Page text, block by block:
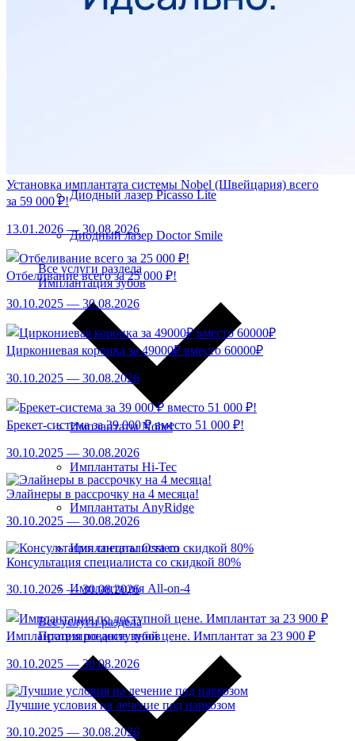
Диодный лазер Picasso Lite
Диодный лазер Doctor Smile
Все услуги раздела
Имплантация зубов
Имплантаты Nobel
Имплантаты Hi-Tec
Имплантаты AnyRidge
Имплантаты Osstem
Имплантация All-on-4
Все услуги раздела
Протезирование зубов
Установка имплантата системы Nobel (Швейцария) всего
за 59 000 ₽!
13.01.2026 — 30.08.2026
Отбеливание всего за 25 000 ₽!
30.10.2025 — 30.08.2026
Циркониевая коронка за 49000₽ вместо 60000₽
30.10.2025 — 30.08.2026
Брекет-система за 39 000 ₽ вместо 51 000 ₽!
30.10.2025 — 30.08.2026
Элайнеры в рассрочку на 4 месяца!
30.10.2025 — 30.08.2026
Консультация специалиста со скидкой 80%
30.10.2025 — 30.08.2026
Имплантация по доступной цене. Имплантат за 23 900 ₽
30.10.2025 — 30.08.2026
Лучшие условия на лечение под наркозом
30.10.2025 — 30.08.2026